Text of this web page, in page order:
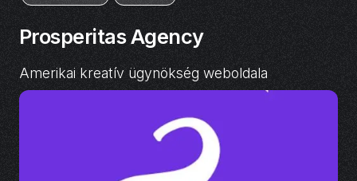
Prosperitas Agency
Amerikai kreatív ügynökség weboldala